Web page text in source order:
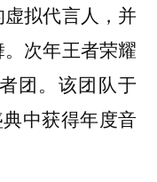
拟代言人，并
次年王者荣耀
团。该团队于
中获得年度音